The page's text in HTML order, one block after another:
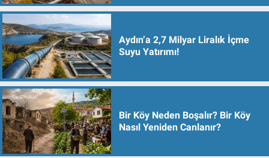
Aydın’a 2,7 Milyar Liralık İçme
Suyu Yatırımı!
Bir Köy Neden Boşalır? Bir Köy
Nasıl Yeniden Canlanır?